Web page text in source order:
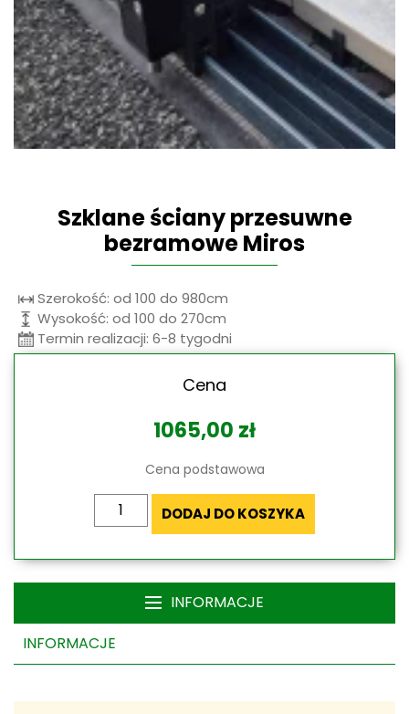
Szklane ściany przesuwne
bezramowe Miros
Szerokość: od 100 do 980cm
Wysokość: od 100 do 270cm
Termin realizacji: 6-8 tygodni
Cena
1065,00 zł
Cena podstawowa
ilość
Szklane
przesuwne
bezramowe
DODAJ DO KOSZYKA
INFORMACJE
INFORMACJE